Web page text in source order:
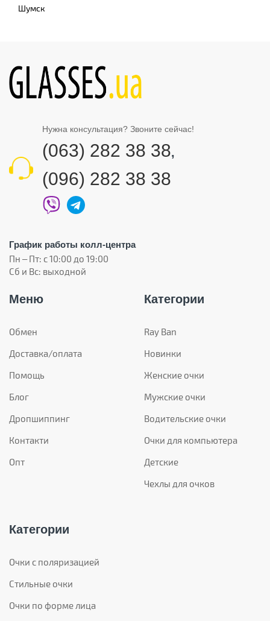
Шумск
Нужна консультация? Звоните сейчас!
(063) 282 38 38,
(096) 282 38 38
График работы колл-центра
Пн – Пт: с 10:00 до 19:00
Сб и Вс: выходной
Меню
Обмен
Доставка/оплата
Помощь
Блог
Дропшиппинг
Контакти
Опт
Категории
Ray Ban
Новинки
Женские очки
Мужские очки
Водительские очки
Очки для компьютера
Детские
Чехлы для очков
Категории
Очки с поляризацией
Стильные очки
Очки по форме лица